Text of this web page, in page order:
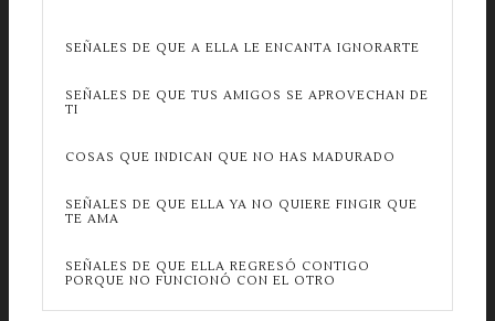
SEÑALES DE QUE A ELLA LE ENCANTA IGNORARTE
SEÑALES DE QUE TUS AMIGOS SE APROVECHAN DE
TI
COSAS QUE INDICAN QUE NO HAS MADURADO
SEÑALES DE QUE ELLA YA NO QUIERE FINGIR QUE
TE AMA
SEÑALES DE QUE ELLA REGRESÓ CONTIGO
PORQUE NO FUNCIONÓ CON EL OTRO